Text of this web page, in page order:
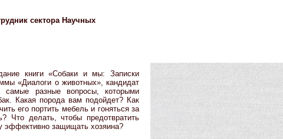
сектора Научных
книги «Собаки и мы: Записки
«Диалоги о животных», кандидат
самые разные вопросы, которыми
Какая порода вам подойдет? Как
его портить мебель и гоняться за
Что делать, чтобы предотвратить
эффективно защищать хозяина?